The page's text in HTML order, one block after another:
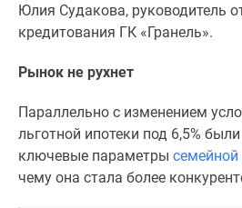
Юлия Судакова, руководитель
кредитования ГК «Гранель».
Рынок не рухнет
Параллельно с изменением
льготной ипотеки под 6,5%
ключевые параметры семейной
чему она стала более